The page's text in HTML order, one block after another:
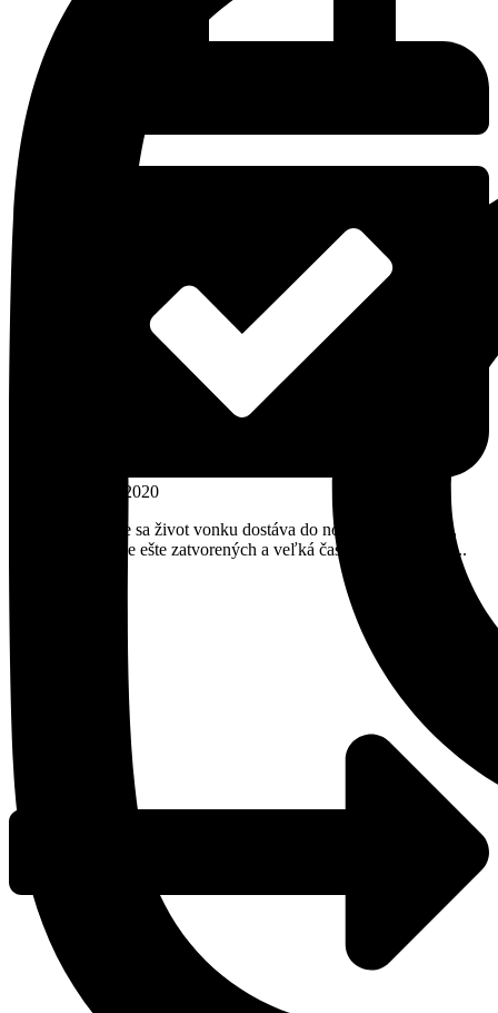
22 apríla, 2020
Aj keď sa zdá, že sa život vonku dostáva do normálnych koľají,
veľa prevádzok je ešte zatvorených a veľká časť občanov trávi ...